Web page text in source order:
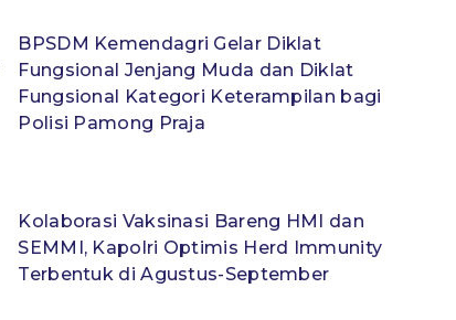
BPSDM Kemendagri Gelar Diklat
Fungsional Jenjang Muda dan Diklat
Fungsional Kategori Keterampilan bagi
Polisi Pamong Praja
Kolaborasi Vaksinasi Bareng HMI dan
SEMMI, Kapolri Optimis Herd Immunity
Terbentuk di Agustus-September